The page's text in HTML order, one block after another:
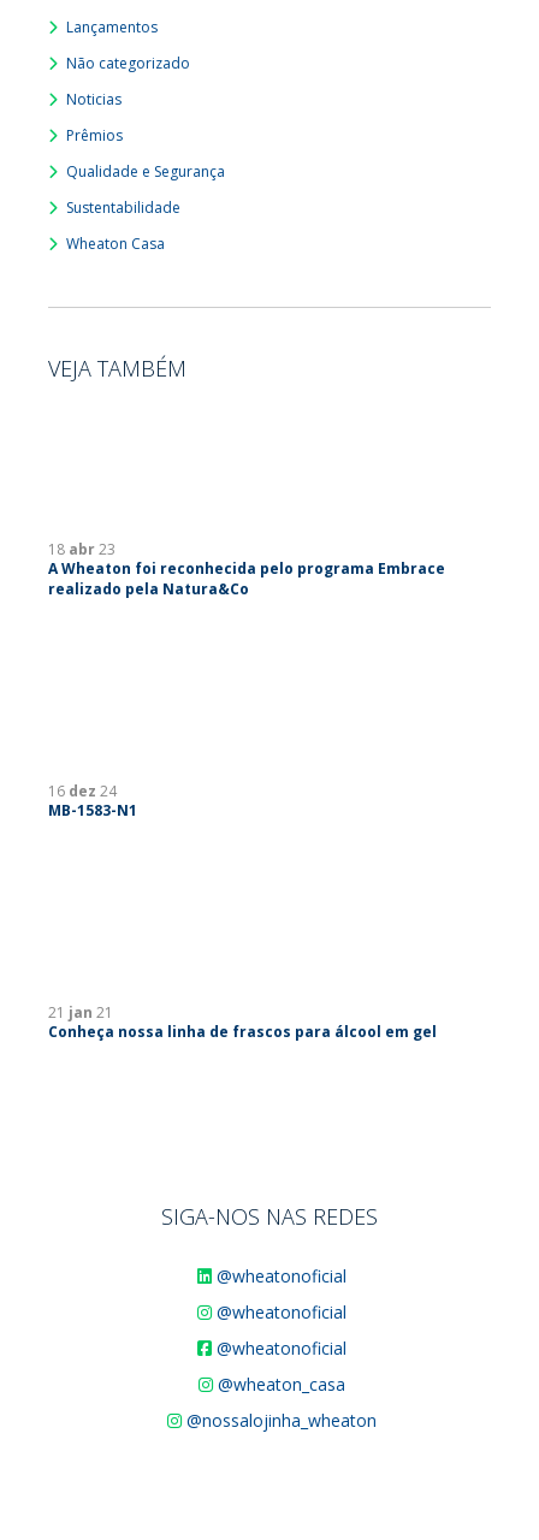
Lançamentos
Não categorizado
Noticias
Prêmios
Qualidade e Segurança
Sustentabilidade
Wheaton Casa
VEJA TAMBÉM
18 abr23
A Wheaton foi reconhecida pelo programa Embrace
realizado pela Natura&Co
16 dez 24
MB-1583-N1
21 jan 21
Conheça nossa linha de frascos para álcool em gel
SIGA-NOS NAS REDES
@wheatonoficial
@wheatonoficial
@wheatonoficial
@wheaton_casa
@nossalojinha_wheaton